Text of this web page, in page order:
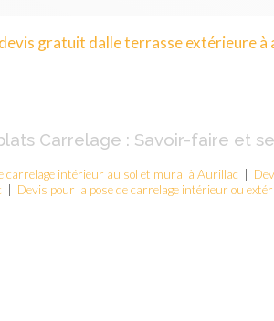
devis gratuit dalle terrasse extérieure à
Carrelage : Savoir-faire et
carrelage intérieur au sol et mural à Aurillac
Devis pour la pose de carrelage intérieur ou